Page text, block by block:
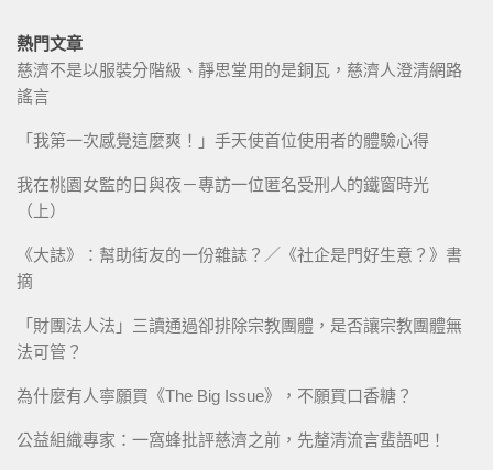
熱門文章
慈濟不是以服裝分階級、靜思堂用的是銅瓦，慈濟人澄清網路
謠言
「我第一次感覺這麼爽！」手天使首位使用者的體驗心得
我在桃園女監的日與夜－專訪一位匿名受刑人的鐵窗時光
（上）
《大誌》：幫助街友的一份雜誌？／《社企是門好生意？》書
摘
「財團法人法」三讀通過卻排除宗教團體，是否讓宗教團體無
法可管？
為什麼有人寧願買《The Big Issue》，不願買口香糖？
公益組織專家：一窩蜂批評慈濟之前，先釐清流言蜚語吧！